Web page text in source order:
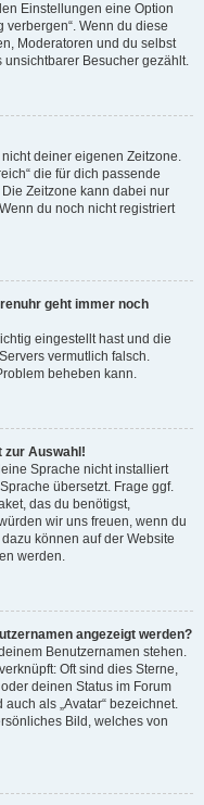
Einstellungen eine Option
verbergen“. Wenn du diese
Moderatoren und du selbst
Besucher gezählt.
deiner eigenen Zeitzone.
die für dich passende
Zeitzone kann dabei nur
du noch nicht registriert
geht immer noch
eingestellt hast und die
vermutlich falsch.
beheben kann.
zur Auswahl!
Sprache nicht installiert
übersetzt. Frage ggf.
das du benötigst,
wir uns freuen, wenn du
können auf der Website
werden.
angezeigt werden?
Benutzernamen stehen.
Oft sind dies Sterne,
deinen Status im Forum
als „Avatar“ bezeichnet.
Bild, welches von